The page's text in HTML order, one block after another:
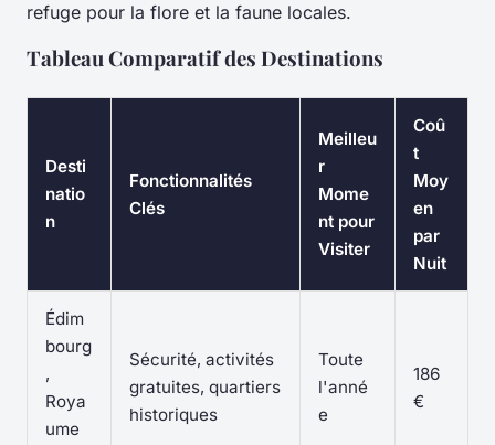
refuge pour la flore et la faune locales.
Tableau Comparatif des Destinations
Desti
natio
n
Fonctionnalités
Clés
Meilleu
r
Mome
nt pour
Visiter
Coû
t
Moy
en
par
Nuit
Édim
bourg
,
Roya
ume
Sécurité, activités
gratuites, quartiers
historiques
Toute
l'anné
e
186
€